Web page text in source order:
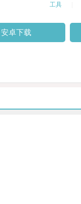
工具
安卓下载